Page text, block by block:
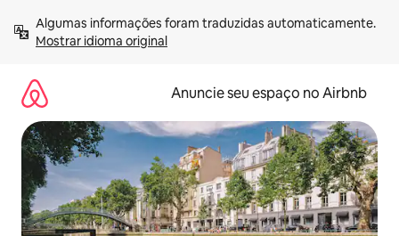
para
Mostrar idioma original
Anuncie seu espaço no Airbnb